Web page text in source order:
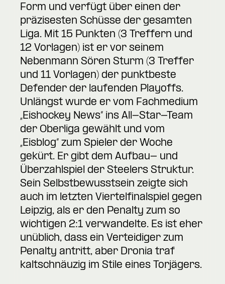
Form und verfügt über einen der
präzisesten Schüsse der gesamten
Liga. Mit 15 Punkten (3 Treffern und
12 Vorlagen) ist er vor seinem
Nebenmann Sören Sturm (3 Treffer
und 11 Vorlagen) der punktbeste
Defender der laufenden Playoffs.
Unlängst wurde er vom Fachmedium
„Eishockey News“ ins All-Star-Team
der Oberliga gewählt und vom
„Eisblog“ zum Spieler der Woche
gekürt. Er gibt dem Aufbau- und
Überzahlspiel der Steelers Struktur.
Sein Selbstbewusstsein zeigte sich
auch im letzten Viertelfinalspiel gegen
Leipzig, als er den Penalty zum so
wichtigen 2:1 verwandelte. Es ist eher
unüblich, dass ein Verteidiger zum
Penalty antritt, aber Dronia traf
kaltschnäuzig im Stile eines Torjägers.